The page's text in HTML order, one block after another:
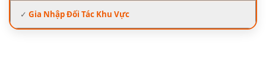
✓ Gia Nhập Đối Tác Khu Vực